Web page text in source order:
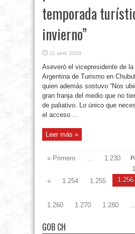
temporada
invierno”
11 abril, 2020
Aseveró el vicepresidente de la
Argentina de Turismo en
quien además sostuvo “Nos
gran franja del medio que no
de paliativo. Lo único que
el acceso ...
Leer más »
« Primero ...
1.230
«
1.254 1.255 1.256
1.260
1.270 1.280 ...
GOB CH